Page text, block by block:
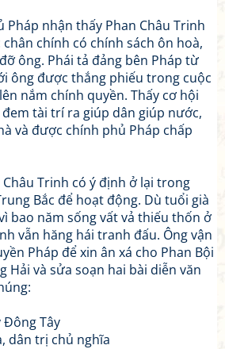
Pháp nhận thấy Phan Châu Trinh
chính có chính sách ôn hoà,
ông. Phái tả đảng bên Pháp từ
ông được thắng phiếu trong cuộc
nắm chính quyền. Thấy cơ hội
tài trí ra giúp dân giúp nước,
và được chính phủ Pháp chấp
Châu Trinh có ý định ở lại trong
Bắc để hoạt động. Dù tuổi già
bao năm sống vất vả thiếu thốn ở
vẫn hăng hái tranh đấu. Ông vận
Pháp để xin ân xá cho Phan Bội
Hải và sửa soạn hai bài diễn văn
Đông Tây
dân trị chủ nghĩa